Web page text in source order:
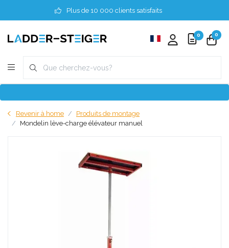
Plus de 10 000 clients satisfaits
0 0
Revenir à home
Produits de montage
Mondelin lève-charge élévateur manuel